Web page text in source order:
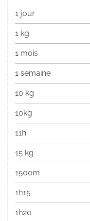
1 jour
1 kg
1 mois
1 semaine
10 kg
10kg
11h
15 kg
1500m
1h15
1h20